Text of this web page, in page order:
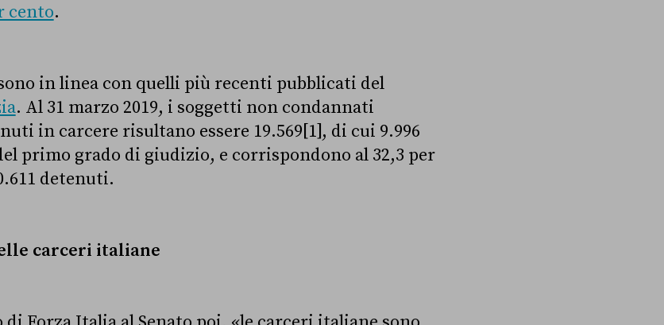
cento.
in linea con quelli più recenti pubblicati del
. Al 31 marzo 2019, i soggetti non condannati
in carcere risultano essere 19.569[1], di cui 9.996
primo grado di giudizio, e corrispondono al 32,3 per
detenuti.
carceri italiane